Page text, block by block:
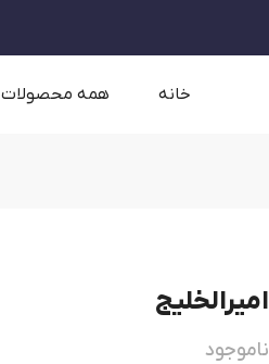
خانه همه محصولات
امیرالخلیج
ناموجود